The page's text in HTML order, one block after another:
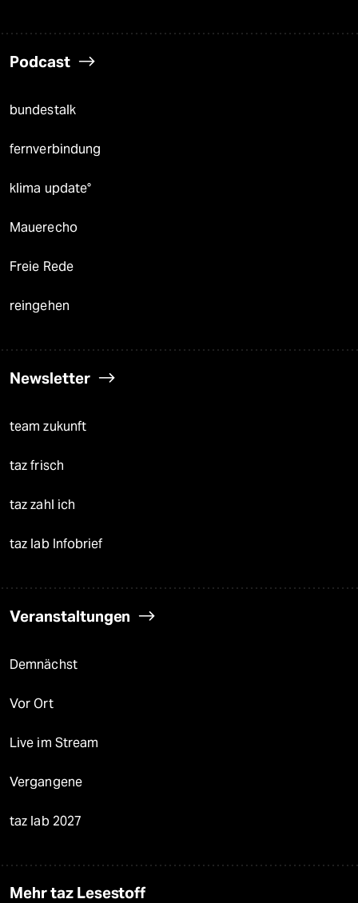
Podcast
bundestalk
fernverbindung
klima update°
Mauerecho
Freie Rede
reingehen
Newsletter
team zukunft
taz frisch
taz zahl ich
taz lab Infobrief
Veranstaltungen
Demnächst
Vor Ort
Live im Stream
Vergangene
taz lab 2027
Mehr taz Lesestoff